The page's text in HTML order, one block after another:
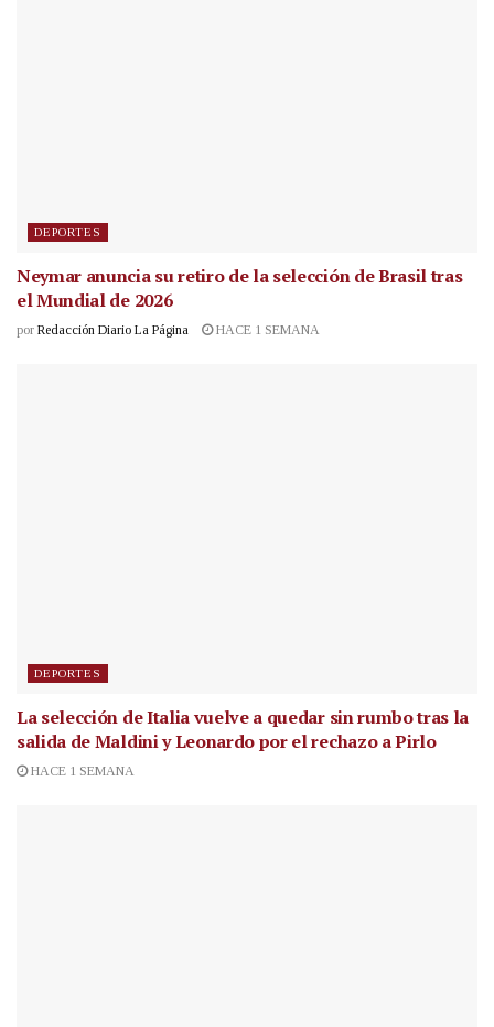
DEPORTES
Neymar anuncia su retiro de la selección de Brasil tras
el Mundial de 2026
por Redacción Diario La Página HACE 1 SEMANA
DEPORTES
La selección de Italia vuelve a quedar sin rumbo tras la
salida de Maldini y Leonardo por el rechazo a Pirlo
HACE 1 SEMANA